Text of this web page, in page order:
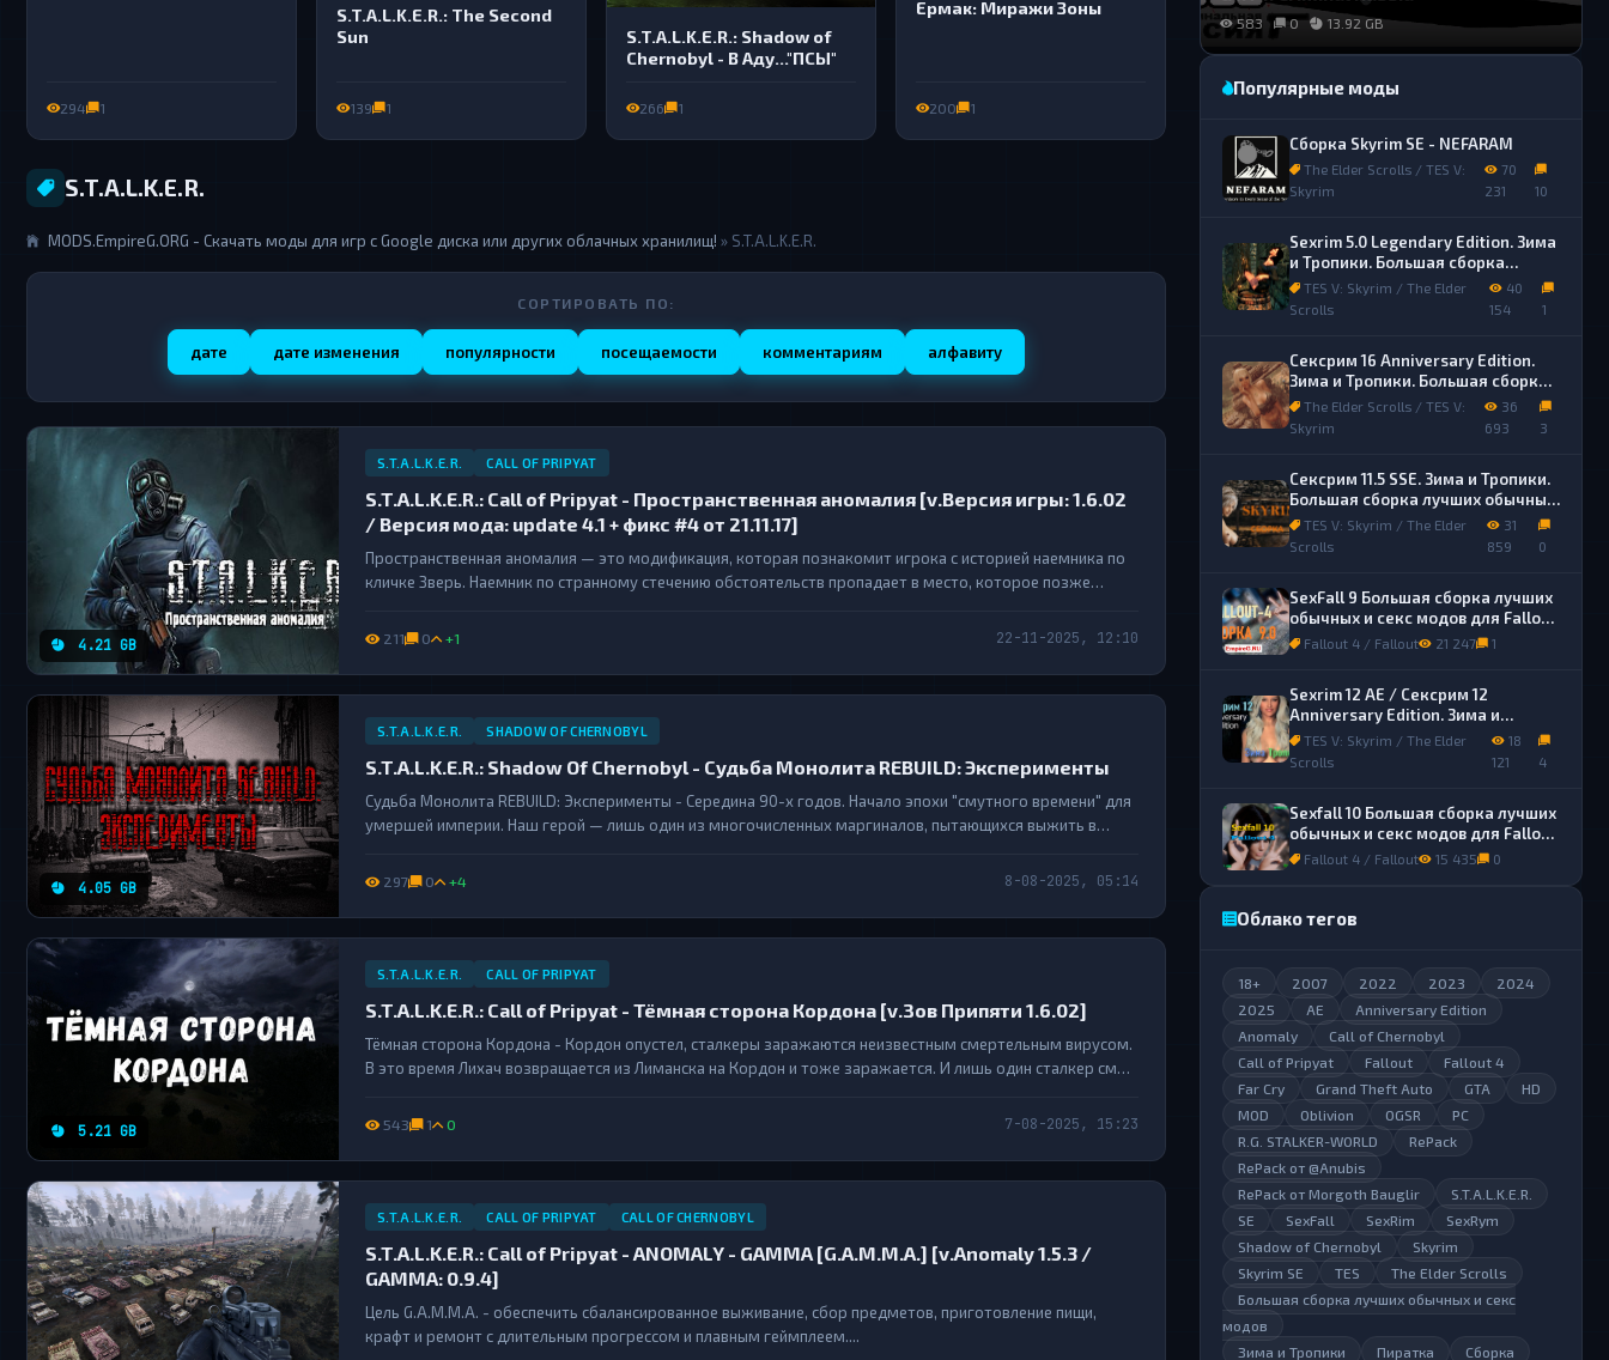
294 1
S.T.A.L.K.E.R.: The Second
Sun
139 1
S.T.A.L.K.E.R.: Shadow of
Chernobyl - В Аду..."ПСЫ"
266 1
Ермак: Миражи Зоны
200 1
S.T.A.L.K.E.R.
MODS.EmpireG.ORG - Скачать моды для игр с Google диска или других облачных хранилищ! » S.T.A.L.K.E.R.
СОРТИРОВАТЬ ПО:
дате дате изменения популярности посещаемости комментариям алфавиту
4.21 GB
S.T.A.L.K.E.R. CALL OF PRIPYAT
S.T.A.L.K.E.R.: Call of Pripyat - Пространственная аномалия [v.Версия игры: 1.6.02
/ Версия мода: update 4.1 + фикс #4 от 21.11.17]
Пространственная аномалия — это модификация, которая познакомит игрока с историей наемника по
кличке Зверь. Наемник по странному стечению обстоятельств пропадает в место, которое позже
дефицит припасов, который вносит свои коррективы. Сможет ли...
211 0 +1 22-11-2025, 12:10
4.05 GB
S.T.A.L.K.E.R. SHADOW OF CHERNOBYL
S.T.A.L.K.E.R.: Shadow Of Chernobyl - Судьба Монолита REBUILD: Эксперименты
Судьба Монолита REBUILD: Эксперименты - Середина 90-х годов. Начало эпохи "смутного времени" для
умершей империи. Наш герой — лишь один из многочисленных маргиналов, пытающихся выжить в
попавшего в колонию. Тогда он ещё не понимал, чем всё это...
297 0 +4 8-08-2025, 05:14
5.21 GB
S.T.A.L.K.E.R. CALL OF PRIPYAT
S.T.A.L.K.E.R.: Call of Pripyat - Тёмная сторона Кордона [v.Зов Припяти 1.6.02]
Тёмная сторона Кордона - Кордон опустел, сталкеры заражаются неизвестным смертельным вирусом.
В это время Лихач возвращается из Лиманска на Кордон и тоже заражается. И лишь один сталкер смог
распространением....
543 1 0 7-08-2025, 15:23
S.T.A.L.K.E.R. CALL OF PRIPYAT CALL OF CHERNOBYL
S.T.A.L.K.E.R.: Call of Pripyat - ANOMALY - GAMMA [G.A.M.M.A.] [v.Anomaly 1.5.3 /
GAMMA: 0.9.4]
Цель G.A.M.M.A. - обеспечить сбалансированное выживание, сбор предметов, приготовление пищи,
крафт и ремонт с длительным прогрессом и плавным геймплеем....
583 0 13.92 GB
Популярные моды
Сборка Skyrim SE - NEFARAM
The Elder Scrolls / TES V:
Skyrim
70
231
10
Sexrim 5.0 Legendary Edition. Зима
и Тропики. Большая сборка
лучших обычных и секс модов.
TES V: Skyrim / The Elder
Scrolls
40
154
1
Сексрим 16 Anniversary Edition.
Зима и Тропики. Большая сборка
лучших обычных и секс модов.
The Elder Scrolls / TES V:
Skyrim
36
693
3
Сексрим 11.5 SSE. Зима и Тропики.
Большая сборка лучших обычных
и секс модов.
TES V: Skyrim / The Elder
Scrolls
31
859
0
SexFall 9 Большая сборка лучших
обычных и секс модов для Fallout
4 Fallout 4 / Fallout 21 247 1
Sexrim 12 AE / Сексрим 12
Anniversary Edition. Зима и
Тропики. Сборка лучших обычных
и секс модов.
TES V: Skyrim / The Elder
Scrolls
18
121
4
Sexfall 10 Большая сборка лучших
обычных и секс модов для Fallout
4 Fallout 4 / Fallout 15 435 0
Облако тегов
18+ 2007 2022 2023
2024
2025
AE
Anniversary Edition
Anomaly
Call of Chernobyl
Call of Pripyat
Fallout
Fallout 4
Far Cry
Grand Theft Auto GTA
HD
MOD
Oblivion OGSR
PC
R.G. STALKER-WORLD
RePack
RePack от @Anubis
RePack от Morgoth Bauglir
S.T.A.L.K.E.R.
SE
SexFall SexRim
SexRym
Shadow of Chernobyl
Skyrim
Skyrim SE
TES
The Elder Scrolls
Большая сборка лучших обычных и секс
модов
Зима и Тропики
Пиратка
Сборка